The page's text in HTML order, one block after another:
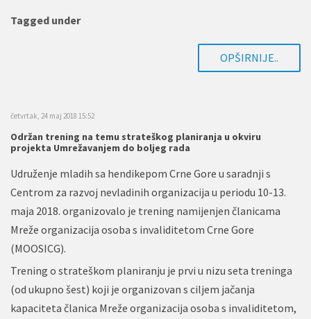
Tagged under
OPŠIRNIJE..
četvrtak, 24 maj 2018 15:52
Održan trening na temu strateškog planiranja u okviru
projekta Umrežavanjem do boljeg rada
Udruženje mladih sa hendikepom Crne Gore u saradnji s
Centrom za razvoj nevladinih organizacija u periodu 10-13.
maja 2018. organizovalo je trening namijenjen članicama
Mreže organizacija osoba s invaliditetom Crne Gore
(MOOSICG).
Trening o strateškom planiranju je prvi u nizu seta treninga
(od ukupno šest) koji je organizovan s ciljem jačanja
kapaciteta članica Mreže organizacija osoba s invaliditetom,